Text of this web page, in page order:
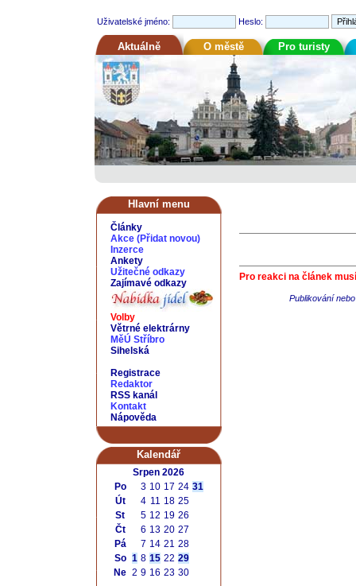
Uživatelské jméno: Heslo:
Aktuálně O městě Pro turisty
Hlavní menu
Články
Akce (Přidat novou)
Inzerce
Ankety
Užitečné odkazy
Zajímavé odkazy
Volby
Větrné elektrárny
MěÚ Stříbro
Sihelská
Registrace
Redaktor
RSS kanál
Kontakt
Nápověda
Kalendář
Srpen 2026
Po
3 10 17 24 31
Út
4 11 18 25
St
5 12 19 26
Čt
6 13 20 27
Pá
7 14 21 28
So 1 8 15 22 29
Ne 2 9 16 23 30
Pro reakci na článek
Publikování